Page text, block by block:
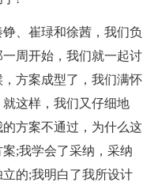
、崔琭和徐茜，我们负
周开始，我们就一起讨
方案成型了，我们满怀
这样，我们又仔细地
方案不通过，为什么这
;我学会了采纳，采纳
的;我明白了我所设计